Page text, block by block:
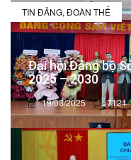
TIN ĐẢNG, ĐOÀN THỂ
Đại hội Đảng bộ
2025 – 2030
19/08/2025 7121